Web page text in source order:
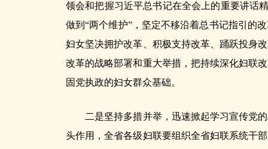
领会和把握习近平总书记在全会上的重要讲话
做到“两个维护”，坚定不移沿着总书记指引的
妇女坚决拥护改革、积极支持改革、踊跃投身
改革的战略部署和重大举措，把持续深化妇联
固党执政的妇女群众基础。
二是坚持多措并举，迅速掀起学习宣传党的
头作用，全省各级妇联要组织全省妇联系统干